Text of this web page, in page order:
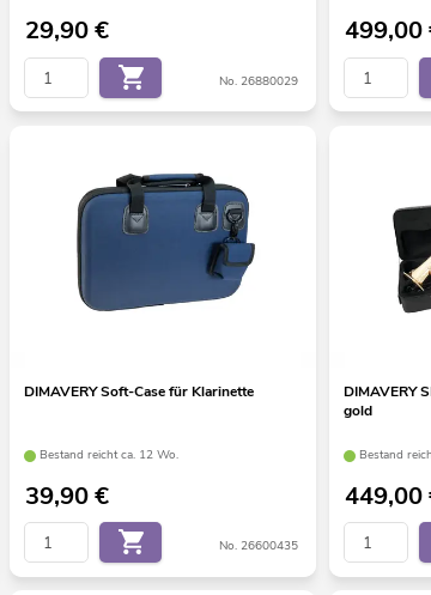
29,90€
No. 26880029
499,00
DIMAVERY Soft-Case für Klarinette
Bestand reicht ca. 12 Wo.
39,90€
No. 26600435
DIMAVERY
gold
Bestand
449,00